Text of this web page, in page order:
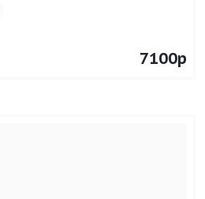
7100р